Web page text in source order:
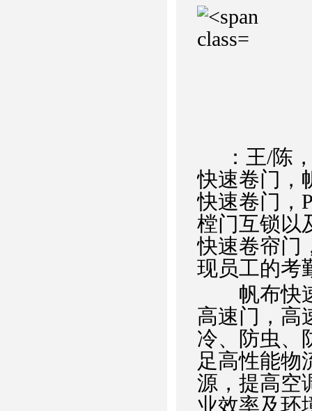
：王/陈，
快速卷门，
快速卷门，
樘门互锁以
快速卷帘门
现员工的考
帆布快速
高速门，高
冷、防虫、
足高性能物
源，提高空
业效率及环